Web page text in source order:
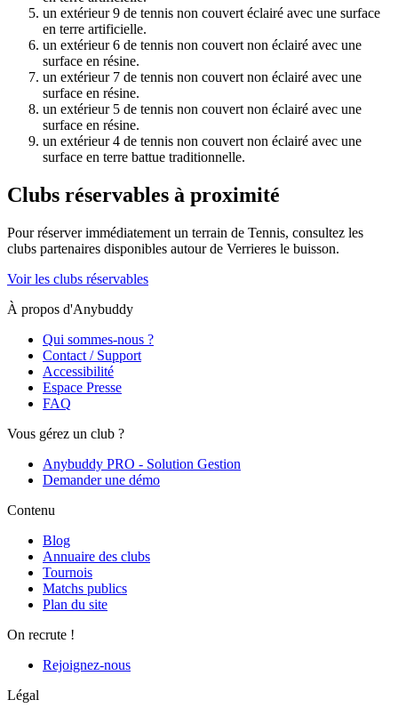
un extérieur 9 de tennis non couvert éclairé avec une surface
en terre artificielle.
un extérieur 6 de tennis non couvert non éclairé avec une
surface en résine.
un extérieur 7 de tennis non couvert non éclairé avec une
surface en résine.
un extérieur 5 de tennis non couvert non éclairé avec une
surface en résine.
un extérieur 4 de tennis non couvert non éclairé avec une
surface en terre battue traditionnelle.
Clubs réservables à proximité
Pour réserver immédiatement un terrain de Tennis, consultez les
clubs partenaires disponibles autour de Verrieres le buisson.
Voir les clubs réservables
À propos d'Anybuddy
Qui sommes-nous ?
Contact / Support
Accessibilité
Espace Presse
FAQ
Vous gérez un club ?
Anybuddy PRO - Solution Gestion
Demander une démo
Contenu
Blog
Annuaire des clubs
Tournois
Matchs publics
Plan du site
On recrute !
Rejoignez-nous
Légal